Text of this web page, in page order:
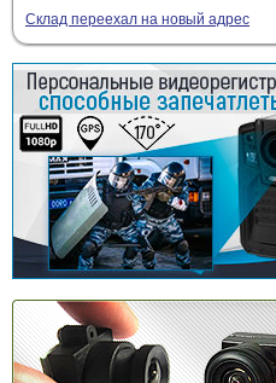
Склад переехал на новый адрес